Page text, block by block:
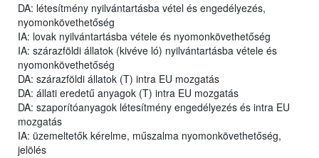
DA: létesítmény nyilvántartásba vétel és engedélyezés,
nyomonkövethetőség
IA: lovak nyilvántartásba vétele és nyomonkövethetőség
IA: szárazföldi állatok (kivéve ló) nyilvántartásba vétele és
nyomonkövethetőség
DA: szárazföldi állatok (T) intra EU mozgatás
DA: állati eredetű anyagok (T) intra EU mozgatás
DA: szaporítóanyagok létesítmény engedélyezés és intra EU
mozgatás
IA: üzemeltetők kérelme, műszalma nyomonkövethetőség,
jelölés